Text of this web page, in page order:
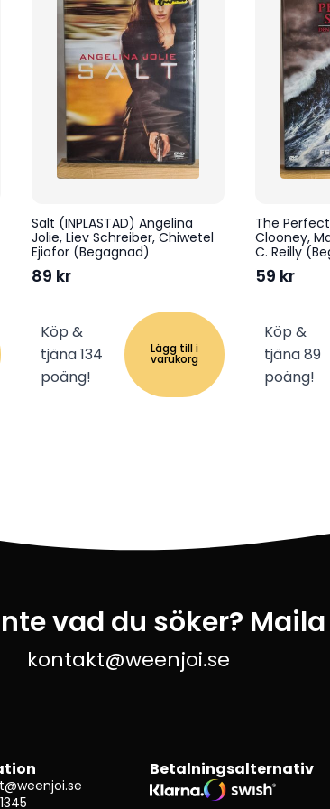
Salt (INPLASTAD) Angelina
Jolie, Liev Schreiber, Chiwetel
Ejiofor (Begagnad)
89 kr
Köp &
tjäna 134
poäng!
Lägg till i
varukorg
The
Clooney,
C. Reilly
59 kr
Köp &
tjäna 89
poäng!
vad du söker?
kontakt@weenjoi.se
Betalningsalternativ